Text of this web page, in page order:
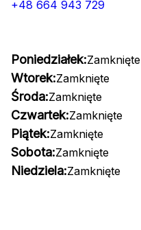
+48 664 943 729
Poniedziałek:Zamknięte
Wtorek:Zamknięte
Środa:Zamknięte
Czwartek:Zamknięte
Piątek:Zamknięte
Sobota:Zamknięte
Niedziela:Zamknięte